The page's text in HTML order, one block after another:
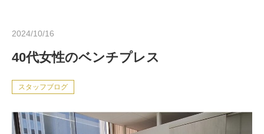
2024/10/16
40代女性のベンチプレス
スタッフブログ